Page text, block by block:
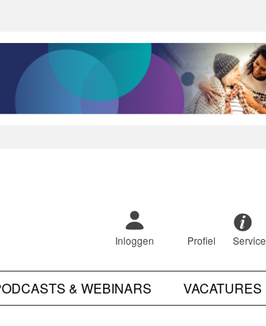
Inloggen Profiel Service
& WEBINARS VACATURES